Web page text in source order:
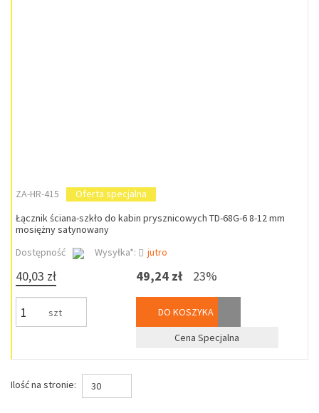
ZA-HR-415
Oferta specjalna
Łącznik ściana-szkło do kabin prysznicowych TD-68G-6 8-12 mm
mosiężny satynowany
Dostępność
Wysyłka*: jutro
40,03 zł
szt
49,24 zł 23%
DO KOSZYKA
Cena Specjalna
Ilość na stronie: 30